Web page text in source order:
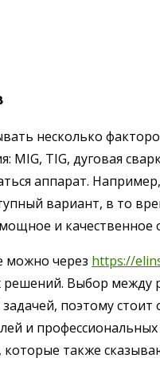
несколько
MIG, TIG, дуговая
аппарат.
вариант, в то
и качественное
можно через https://
решений. Выбор между
поэтому стоит
и профессиональных
также